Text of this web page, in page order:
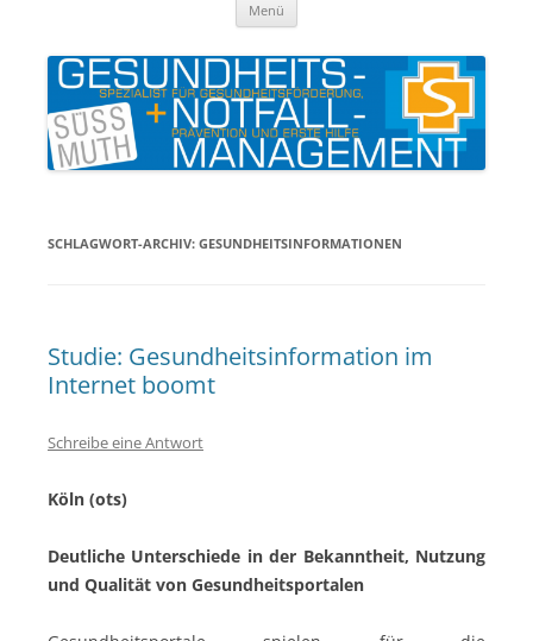
Menü
SCHLAGWORT-ARCHIV: GESUNDHEITSINFORMATIONEN
Studie: Gesundheitsinformation im
Internet boomt
Schreibe eine Antwort
Köln (ots)
Deutliche Unterschiede in der Bekanntheit, Nutzung
und Qualität von Gesundheitsportalen